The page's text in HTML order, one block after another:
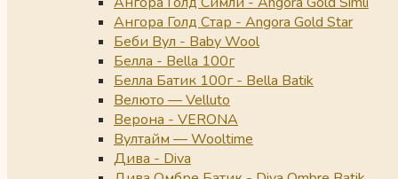
Ангора Голд Стар - Angora Gold Star
Беби Вул - Baby Wool
Белла - Bella 100г
Белла Батик 100г - Bella Batik
Велюто — Velluto
Верона - VERONA
Вултайм — Wooltime
Дива - Diva